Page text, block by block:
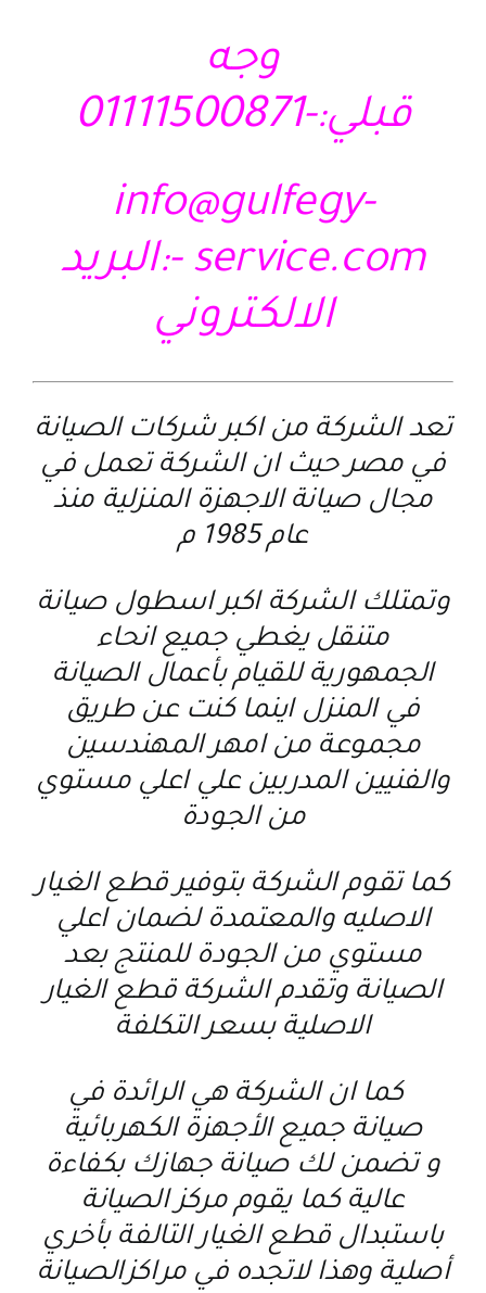
وجه
قبلي:-01111500871
info@gulfegy-
service.com -:البريد
الالكتروني
تعد الشركة من اكبر شركات الصيانة
في مصر حيث ان الشركة تعمل في
مجال صيانة الاجهزة المنزلية منذ
عام 1985 م
وتمتلك الشركة اكبر اسطول صيانة
متنقل يغطي جميع انحاء
الجمهورية للقيام بأعمال الصيانة
في المنزل اينما كنت عن طريق
مجموعة من امهر المهندسين
والفنيين المدربين علي اعلي مستوي
من الجودة
كما تقوم الشركة بتوفير قطع الغيار
الاصليه والمعتمدة لضمان اعلي
مستوي من الجودة للمنتج بعد
الصيانة وتقدم الشركة قطع الغيار
الاصلية بسعر التكلفة
كما ان الشركة هي الرائدة في
صيانة جميع الأجهزة الكهربائية
و تضمن لك صيانة جهازك بكفاءة
عالية كما يقوم مركز الصيانة
باستبدال قطع الغيار التالفة بأخري
أصلية وهذا لاتجده في مراكزالصيانة